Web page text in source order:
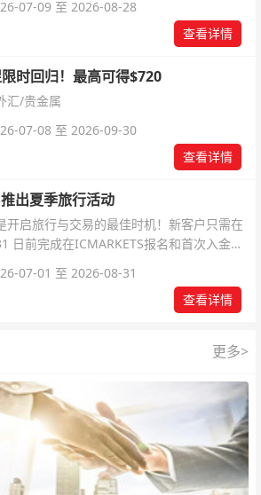
07-09 至 2026-08-28
查看详情
时回归！最高可得$720
汇/贵金属
07-08 至 2026-09-30
查看详情
出夏季旅行活动
开启旅行与交易的最佳时机！新客户只需在
日前完成在ICMARKETS报名和首次入金即
07-01 至 2026-08-31
查看详情
更多>